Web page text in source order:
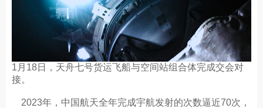
1月18日，天舟七号货运飞船与空间站组合体完成交会对
接。
2023年，中国航天全年完成宇航发射的次数逼近70次，